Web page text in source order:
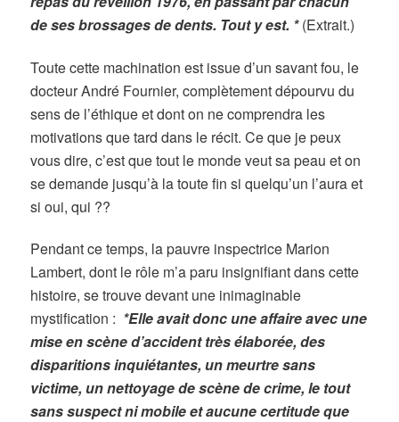
de ses brossages de dents. Tout y est. *(Extrait.)
Toute cette machination est issue d’un savant fou, le
docteur André Fournier, complètement dépourvu du
sens de l’éthique et dont on ne comprendra les
motivations que tard dans le récit. Ce que je peux
vous dire, c’est que tout le monde veut sa peau et on
se demande jusqu’à la toute fin si quelqu’un l’aura et
si oui, qui ??
Pendant ce temps, la pauvre inspectrice Marion
Lambert, dont le rôle m’a paru insignifiant dans cette
histoire, se trouve devant une inimaginable
mystification : *Elle avait donc une affaire avec une
mise en scène d’accident très élaborée, des
disparitions inquiétantes, un meurtre sans
victime, un nettoyage de scène de crime, le tout
sans suspect ni mobile et aucune certitude que